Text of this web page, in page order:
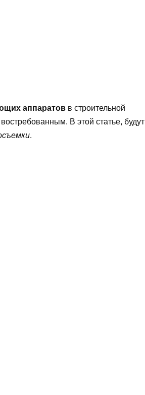
аппаратов в строительной
В этой статье, будут
.